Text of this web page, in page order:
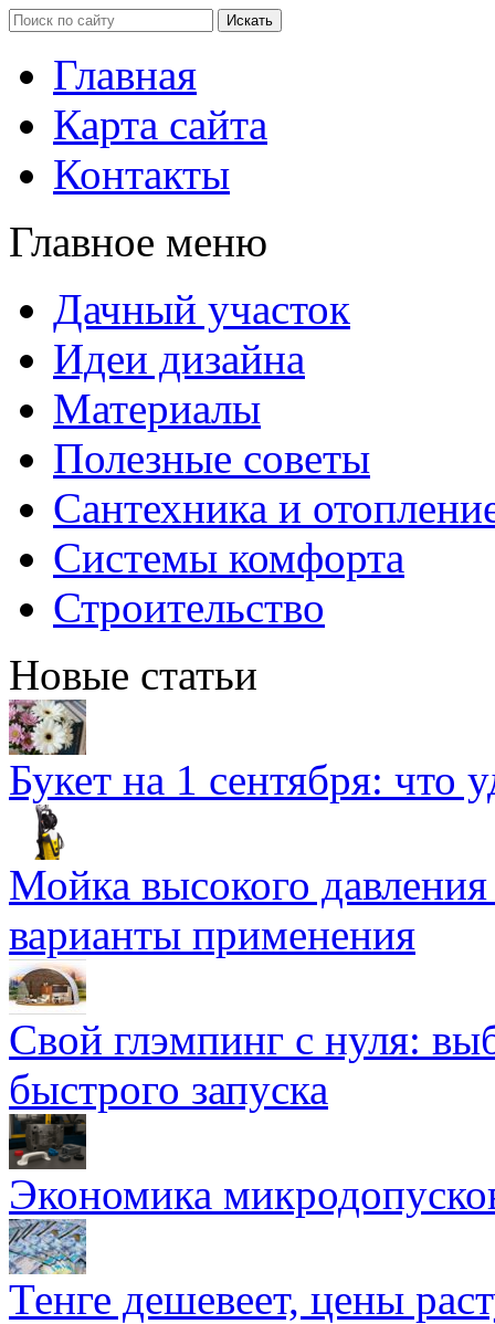
Главная
Карта сайта
Контакты
Главное меню
Дачный участок
Идеи дизайна
Материалы
Полезные советы
Сантехника и
Системы комфорта
Строительство
Новые статьи
Букет на 1 сентября: что
Мойка высокого
варианты применения
Свой глэмпинг с нуля:
быстрого запуска
Экономика
Тенге дешевеет, цены